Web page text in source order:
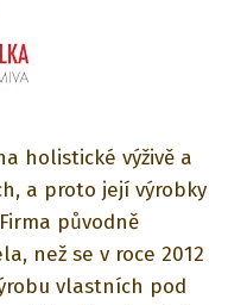
holistické výživě a
a proto její výrobky
původně
než se v roce 2012
vlastních pod